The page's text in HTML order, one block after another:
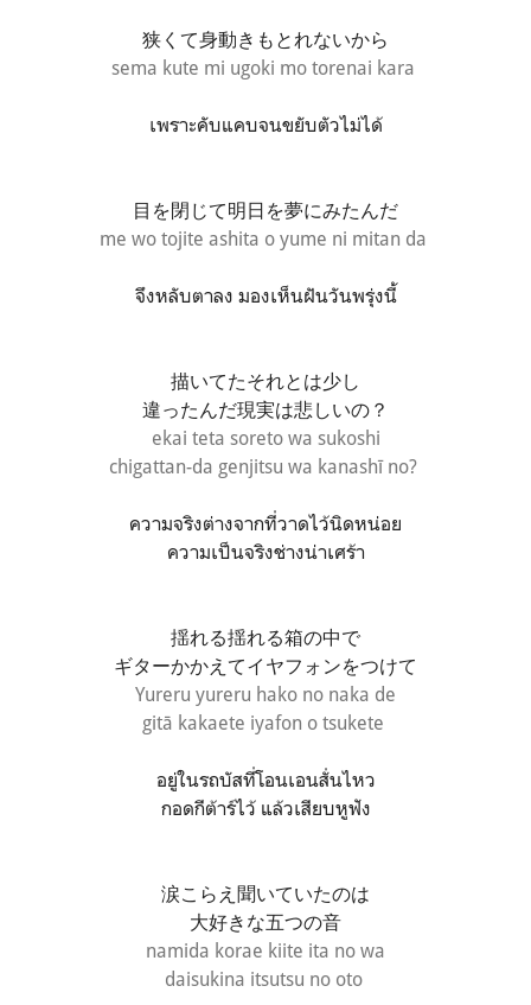
狭くて身動きもとれないから
sema kute mi ugoki mo torenai kara
เพราะคับแคบจนขยับตัวไม่ได้
目を閉じて明日を夢にみたんだ
me wo tojite ashita o yume ni mitan da
จึงหลับตาลง มองเห็นฝันวันพรุ่งนี้
描いてたそれとは少し
違ったんだ現実は悲しいの？
ekai teta soreto wa sukoshi
chigattan-da genjitsu wa kanashī no?
ความจริงต่างจากที่วาดไว้นิดหน่อย
ความเป็นจริงช่างน่าเศร้า
揺れる揺れる箱の中で
ギターかかえてイヤフォンをつけて
Yureru yureru hako no naka de
gitā kakaete iyafon o tsukete
อยู่ในรถบัสที่โอนเอนสั่นไหว
กอดกีต้าร์ไว้ แล้วเสียบหูฟัง
涙こらえ聞いていたのは
大好きな五つの音
namida korae kiite ita no wa
daisukina itsutsu no oto